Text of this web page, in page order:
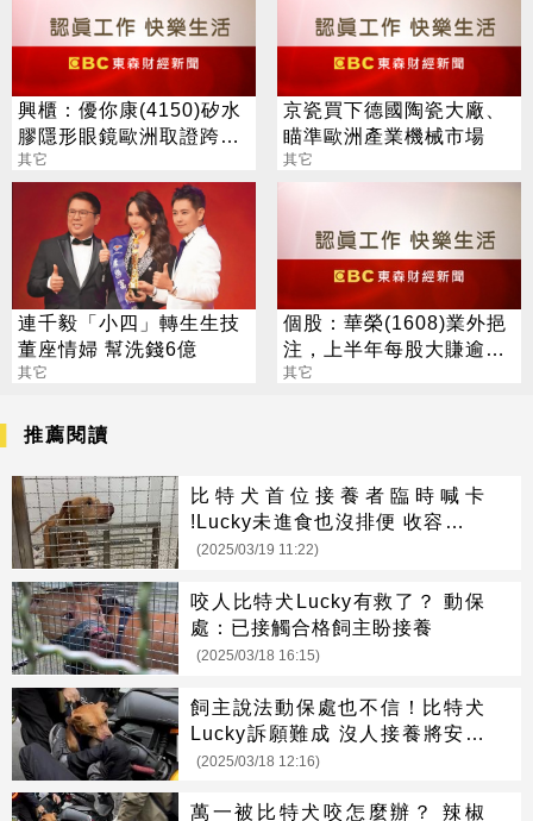
興櫃：優你康(4150)矽水
膠隱形眼鏡歐洲取證跨
步，今年營運拚損平
其它
京瓷買下德國陶瓷大廠、
瞄準歐洲產業機械市場
其它
連千毅「小四」轉生生技
董座情婦 幫洗錢6億
其它
個股：華榮(1608)業外挹
注，上半年每股大賺逾7
元，股價跳空漲停鎖住
其它
推薦閱讀
比特犬首位接養者臨時喊卡
!Lucky未進食也沒排便 收容所第
一夜慘況曝
(2025/03/19 11:22)
咬人比特犬Lucky有救了？ 動保
處：已接觸合格飼主盼接養
(2025/03/18 16:15)
飼主說法動保處也不信！比特犬
Lucky訴願難成 沒人接養將安樂
死
(2025/03/18 12:16)
萬一被比特犬咬怎麼辦？ 辣椒